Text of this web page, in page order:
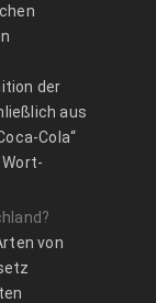
der
aus
Cola“
von